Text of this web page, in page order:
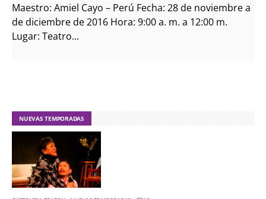
Maestro: Amiel Cayo – Perú Fecha: 28 de noviembre a 1
de diciembre de 2016 Hora: 9:00 a. m. a 12:00 m.
Lugar: Teatro...
NUEVAS TEMPORADAS